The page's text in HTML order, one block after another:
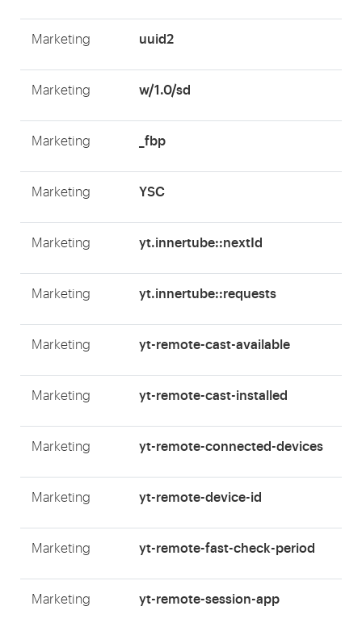
Marketing uuid2
Marketing w/1.0/sd
Marketing _fbp
Marketing YSC
Marketing yt.innertube::nextId
Marketing yt.innertube::requests
Marketing yt-remote-cast-available
Marketing yt-remote-cast-installed
Marketing yt-remote-connected-devices
Marketing yt-remote-device-id
Marketing yt-remote-fast-check-period
Marketing yt-remote-session-app